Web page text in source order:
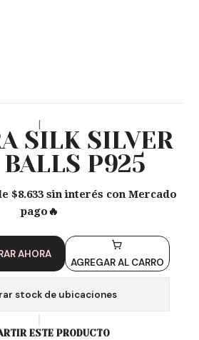
|
SILK SILVER
BALLS P925
$8.633 sin interés con Mercado
pago🔥
AGREGAR AL CARRO
AHORA
stock de ubicaciones
ESTE PRODUCTO